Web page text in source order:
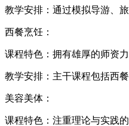
教学安排：通过模拟导游、
西餐烹饪：
课程特色：拥有雄厚的师资
教学安排：主干课程包括西
美容美体：
课程特色：注重理论与实践